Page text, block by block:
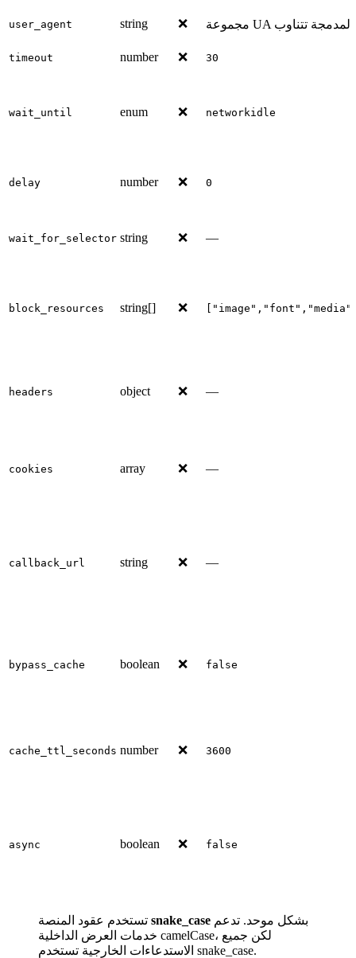
user_agent string ❌ مجموعة UA المدمجة تتناوب
timeout number ❌ 30
wait_until enum ❌ networkidle
delay number ❌ 0
wait_for_selector string ❌ —
block_resources string[] ❌
headers object ❌ —
cookies array ❌ —
callback_url string ❌ —
bypass_cache boolean ❌ false
cache_ttl_seconds number ❌ 3600
async boolean ❌ false
snake_case
خدمات العرض الداخلية camelCase، لكن جميع
الاستدعاءات الخارجية تستخدم snake_case.